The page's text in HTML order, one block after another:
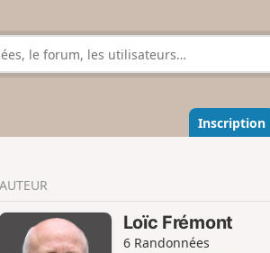
Inscription
AUTEUR
Loïc Frémont
6 Randonnées